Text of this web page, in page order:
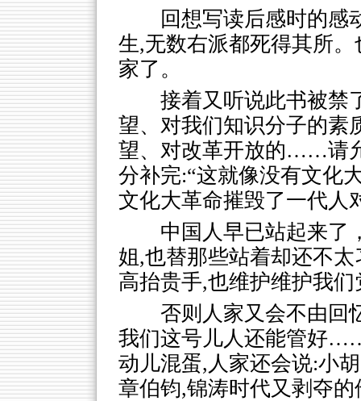
回想写读后感时的感
生,无数右派都死得其所
家了。
接着又听说此书被禁
望、对我们知识分子的素
望、对改革开放的……请
分补完:“这就像没有文化
文化大革命摧毁了一代人
中国人早已站起来了
姐,也替那些站着却还不
高抬贵手,也维护维护我
否则人家又会不由回
我们这号儿人还能管好
动儿混蛋,人家还会说:小
章伯钧,锦涛时代又剥夺